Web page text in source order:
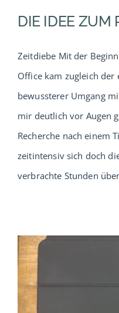
DIE IDEE ZUM
Zeitdiebe Mit der
Office kam zugleich der
bewussterer Umgang
mir deutlich vor Augen
Recherche nach einem
zeitintensiv sich doch
verbrachte Stunden